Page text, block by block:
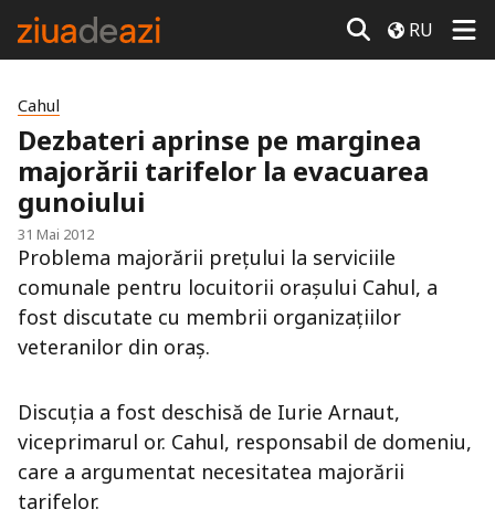
RU
Cahul
Dezbateri aprinse pe marginea
majorării tarifelor la evacuarea
gunoiului
31 Mai 2012
Problema majorării preţului la serviciile
comunale pentru locuitorii oraşului Cahul, a
fost discutate cu membrii organizaţiilor
veteranilor din oraş.
Discuţia a fost deschisă de Iurie Arnaut,
viceprimarul or. Cahul, responsabil de domeniu,
care a argumentat necesitatea majorării
tarifelor.